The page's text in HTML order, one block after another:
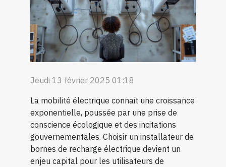
Jeudi 13 février 2025 01:18
La mobilité électrique connait une croissance
exponentielle, poussée par une prise de
conscience écologique et des incitations
gouvernementales. Choisir un installateur de
bornes de recharge électrique devient un
enjeu capital pour les utilisateurs de